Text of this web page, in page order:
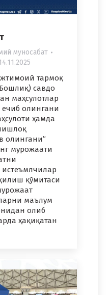
муносабат
тармоқ
савдо
маҳсулотлар
ечиб олингани
ҳамда
олингани”
мурожаати
қўмитаси
маълум
олиб
ҳақиқатан